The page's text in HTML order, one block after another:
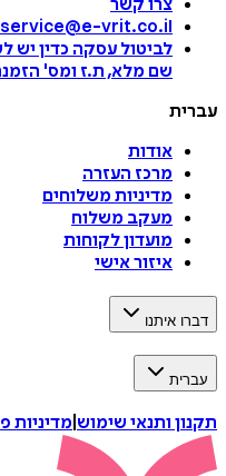
צרו קשר
service@e-vrit.co.il
לביטול עסקה כדין יש לשלוח
שם מלא, ת.ז ומס'הזמנה
אודות
מרכז העזרה
מדיניות משלוחים
מעקב משלוח
מועדון לקוחות
איזור אישי
איתנו
ותנאי שימוש|מדיניות פרטיות